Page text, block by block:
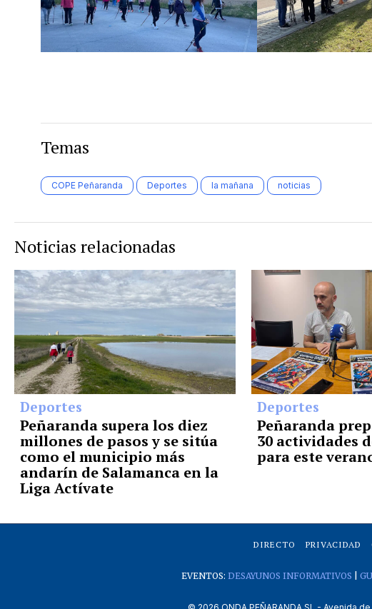
Temas
COPE Peñaranda Deportes la mañana noticias
Noticias relacionadas
Deportes
Peñaranda supera los diez
millones de pasos y se sitúa
como el municipio más
andarín de Salamanca en la
Liga Actívate
Deportes
Peñaranda
30 actividades
para este
DIRECTO PRIVACIDAD
EVENTOS: DESAYUNOS INFORMATIVOS